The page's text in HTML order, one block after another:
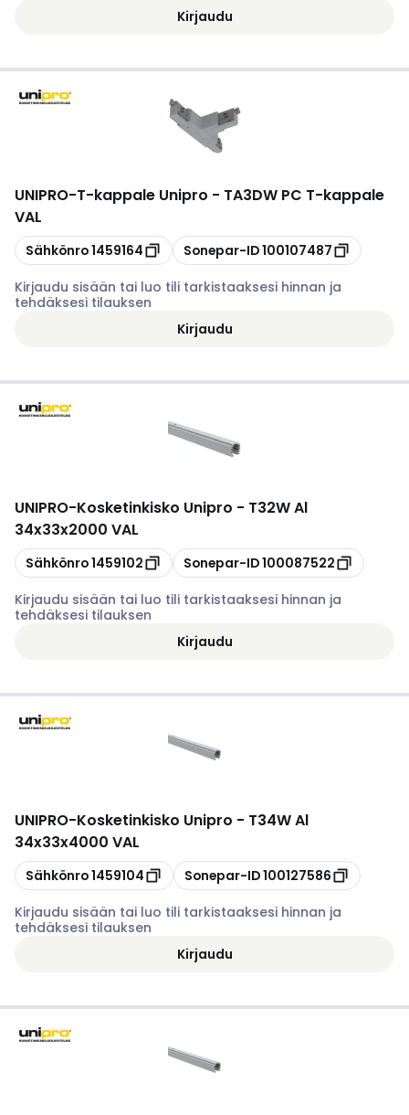
Kirjaudu
UNIPRO-T-kappale Unipro - TA3DW PC T-kappale
VAL
Kopioi
Sähkönro1459164 Kopioi
Sonepar-ID100107487
Kirjaudu sisään tai luo tili tarkistaaksesi hinnan ja
tehdäksesi tilauksen
Kirjaudu
UNIPRO-Kosketinkisko Unipro - T32W Al
34x33x2000 VAL
Kopioi
Sähkönro1459102 Kopioi
Sonepar-ID100087522
Kirjaudu sisään tai luo tili tarkistaaksesi hinnan ja
tehdäksesi tilauksen
Kirjaudu
UNIPRO-Kosketinkisko Unipro - T34W Al
34x33x4000 VAL
Kopioi
Sähkönro1459104 Kopioi
Sonepar-ID100127586
Kirjaudu sisään tai luo tili tarkistaaksesi hinnan ja
tehdäksesi tilauksen
Kirjaudu